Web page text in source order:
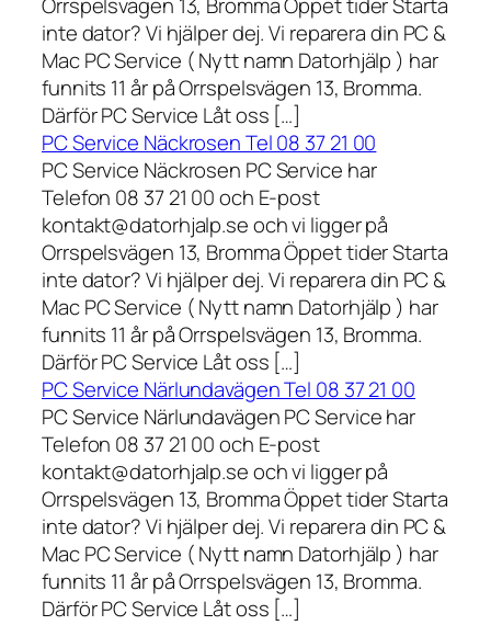
Orrspelsvägen 13, Bromma Öppet tider Starta
inte dator? Vi hjälper dej. Vi reparera din PC &
Mac PC Service ( Nytt namn Datorhjälp ) har
funnits 11 år på Orrspelsvägen 13, Bromma.
Därför PC Service Låt oss […]
PC Service Näckrosen Tel 08 37 21 00
PC Service Näckrosen PC Service har
Telefon 08 37 21 00 och E-post
kontakt@datorhjalp.se och vi ligger på
Orrspelsvägen 13, Bromma Öppet tider Starta
inte dator? Vi hjälper dej. Vi reparera din PC &
Mac PC Service ( Nytt namn Datorhjälp ) har
funnits 11 år på Orrspelsvägen 13, Bromma.
Därför PC Service Låt oss […]
PC Service Närlundavägen Tel 08 37 21 00
PC Service Närlundavägen PC Service har
Telefon 08 37 21 00 och E-post
kontakt@datorhjalp.se och vi ligger på
Orrspelsvägen 13, Bromma Öppet tider Starta
inte dator? Vi hjälper dej. Vi reparera din PC &
Mac PC Service ( Nytt namn Datorhjälp ) har
funnits 11 år på Orrspelsvägen 13, Bromma.
Därför PC Service Låt oss […]